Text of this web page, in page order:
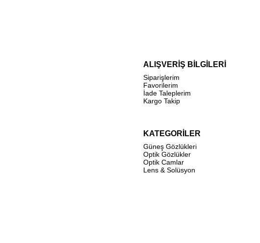
ALIŞVERİŞ BİLGİLERİ
Siparişlerim
Favorilerim
İade Taleplerim
Kargo Takip
KATEGORİLER
Güneş Gözlükleri
Optik Gözlükler
Optik Camlar
Lens & Solüsyon